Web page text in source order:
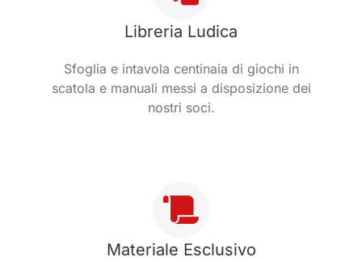
Libreria Ludica
Sfoglia e intavola centinaia di giochi in
scatola e manuali messi a disposizione dei
nostri soci.
Materiale Esclusivo